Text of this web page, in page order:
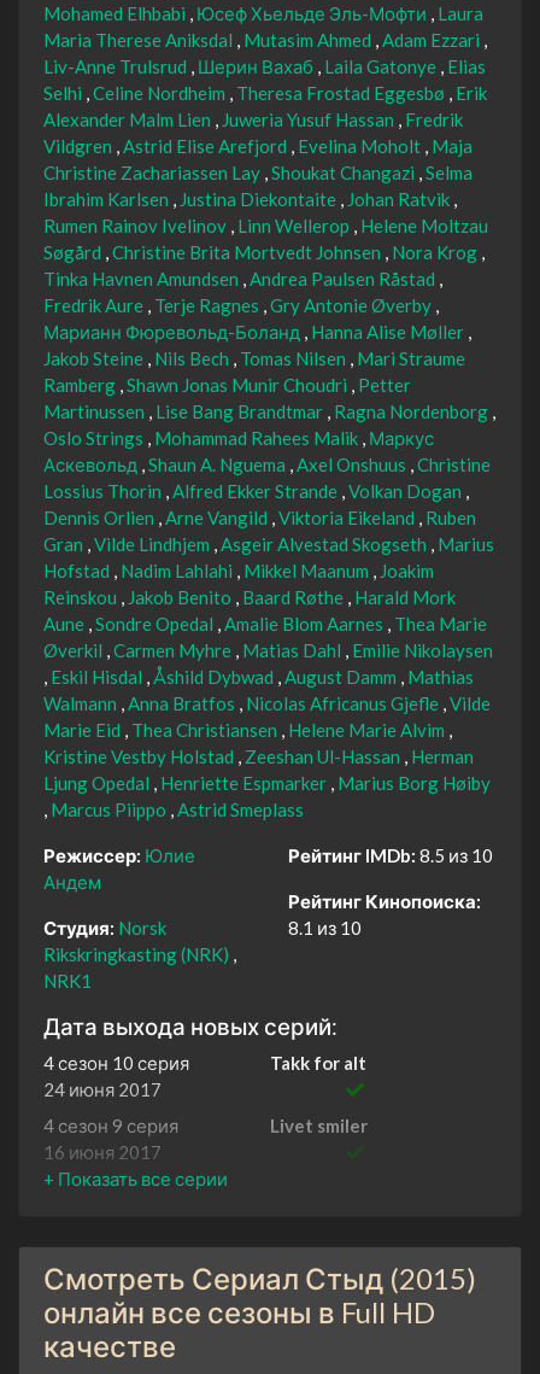
Mohamed Elhbabi
Юсеф Хьельде Эль-Мофти
Laura
Maria Therese Aniksdal
Mutasim Ahmed Adam Ezzari
Liv-Anne Trulsrud
Шерин Вахаб Laila Gatonye Elias
Selhi Celine Nordheim Theresa Frostad Eggesbø
Erik
Alexander Malm Lien
Juweria Yusuf Hassan
Fredrik
Vildgren Astrid Elise Arefjord Evelina Moholt Maja
Christine Zachariassen Lay Shoukat Changazi Selma
Ibrahim Karlsen
Justina Diekontaite
Johan Ratvik
Rumen Rainov Ivelinov Linn Wellerop
Helene Moltzau
Søgård Christine Brita Mortvedt Johnsen
Nora Krog
Tinka Havnen Amundsen Andrea Paulsen Råstad
Fredrik Aure Terje Ragnes Gry Antonie Øverby
Марианн Фюревольд-Боланд
Hanna Alise Møller
Jakob Steine Nils Bech Tomas Nilsen
Mari Straume
Ramberg Shawn Jonas Munir Choudri
Petter
Martinussen
Lise Bang Brandtmar Ragna Nordenborg
Oslo Strings
Mohammad Rahees Malik Маркус
Аскевольд Shaun A. Nguema Axel Onshuus Christine
Lossius Thorin Alfred Ekker Strande Volkan Dogan
Dennis Orlien Arne Vangild Viktoria Eikeland
Ruben
Gran Vilde Lindhjem Asgeir Alvestad Skogseth
Marius
Hofstad
Nadim Lahlahi Mikkel Maanum
Joakim
Reinskou
Jakob Benito Baard Røthe Harald Mork
Aune Sondre Opedal Amalie Blom Aarnes
Thea Marie
Øverkil Carmen Myhre Matias Dahl
Emilie Nikolaysen
Eskil Hisdal Åshild Dybwad August Damm
Mathias
Walmann Anna Bratfos Nicolas Africanus Gjefle Vilde
Marie Eid
Thea Christiansen
Helene Marie Alvim
Kristine Vestby Holstad
Zeeshan Ul-Hassan
Herman
Ljung Opedal
Henriette Espmarker Marius Borg Høiby
Marcus Piippo Astrid Smeplass
Режиссер: Юлие
Андем
Студия: Norsk
Rikskringkasting (NRK)
NRK1
Рейтинг IMDb: 8.5 из 10
Рейтинг Кинопоиска:
8.1 из 10
Дата выхода новых серий:
4 сезон 10 серия
Takk for alt
24 июня 2017
4 сезон 9 серия
Livet smiler
16 июня 2017
4 сезон 8 серия
4 сезон 7 серия
Vi må stå sammen
2 июня 2017
4 сезон 6 серия
Смотреть Сериал Стыд (2015)
онлайн все сезоны в Full HD
качестве